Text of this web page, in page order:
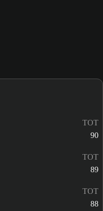
TOT
90
TOT
89
TOT
88